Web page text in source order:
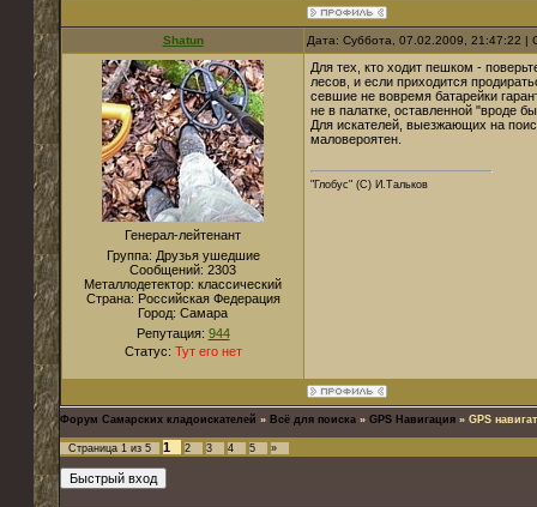
Shatun Дата: Суббота, 07.02.2009, 21:47:22
Генерал-лейтенант
Группа: Друзья ушедшие
Сообщений: 2303
Металлодетектор: классический
Страна: Российская Федерация
Город: Самара
Репутация: 944
Статус: Тут его нет
Для тех, кто ходит пешком -
лесов, и если приходится
севшие не вовремя батарейки
не в палатке, оставленной "вроде
Для искателей, выезжающих на
маловероятен.
"Глобус" (С) И.Тальков
Форум Самарских кладоискателей » Всё для поиска » GPS Навигация » GPS
Страница 1 из 5 1 2 3 4 5 »